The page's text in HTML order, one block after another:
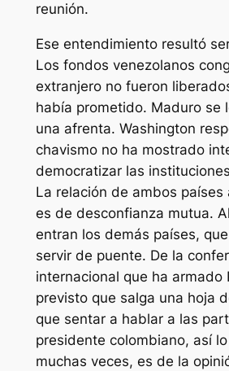
reunión.
Ese entendimiento resultó
Los fondos venezolanos
extranjero no fueron
había prometido. Maduro se
una afrenta. Washington
chavismo no ha mostrado
democratizar las
La relación de ambos países
es de desconfianza mutua.
entran los demás países,
servir de puente. De la
internacional que ha armado
previsto que salga una hoja
que sentar a hablar a las
presidente colombiano, así
muchas veces, es de la